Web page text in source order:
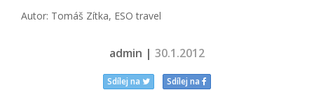
Autor: Tomáš Zítka, ESO travel
admin | 30.1.2012
Sdílej na Sdílej na